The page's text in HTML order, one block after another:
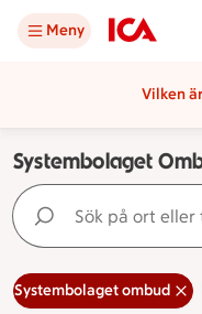
Meny
Vilken
Systembolaget
Sök på ort eller tjänst
Systembolaget ombud